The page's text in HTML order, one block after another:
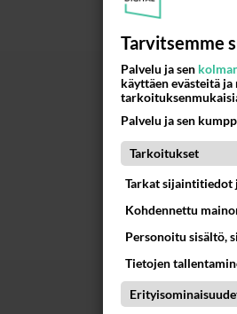
on
Lue
Tarvitsemme
Palvelu ja sen
käyttäen evästeitä
Palvelu ja sen
Tarkoitukset
Tarkat sijaintitiedot
Kohdennettu
Personoitu sisältö,
Tietojen